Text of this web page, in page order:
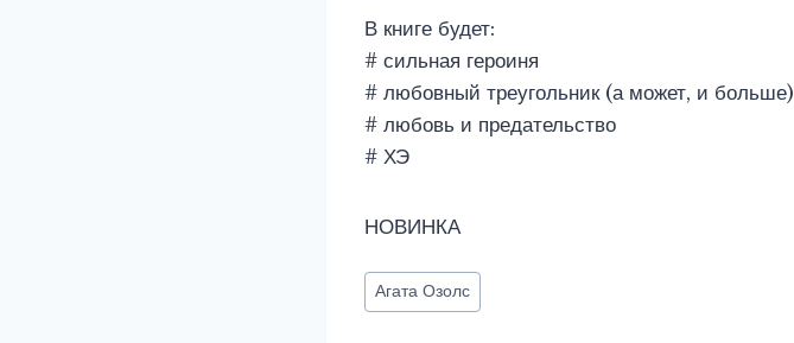
В книге будет:
# сильная героиня
# любовный треугольник (а может, и больше)
# любовь и предательство
# ХЭ
НОВИНКА
Метки
записи:
Агата Озолс